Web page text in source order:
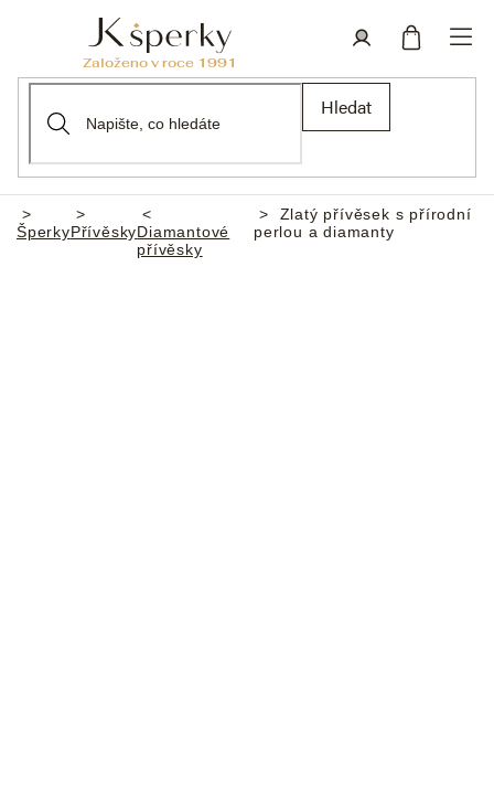
Hledat
Domů
ŠperkyPřívěskyDiamantové
přívěsky
Zlatý přívěsek s přírodní
perlou a diamanty